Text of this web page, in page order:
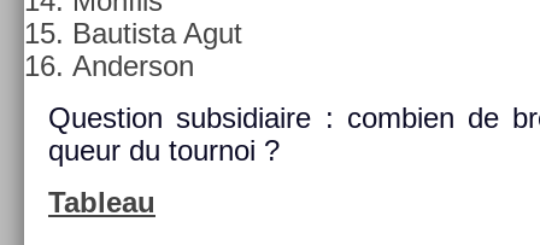
Bautis­ta Agut
An­der­son
Ques­tion sub­sidiaire : com­bi­en de
queur du tour­noi ?
Tab­leau